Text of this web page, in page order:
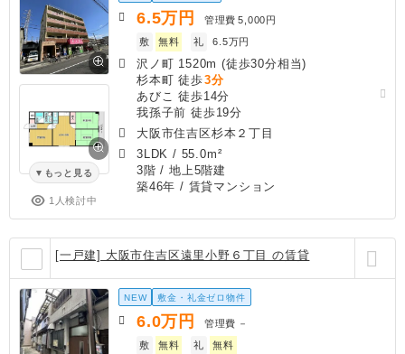
もっと見る
1人検討中
6.5万円 管理費 5,000円
敷
無料 礼 6.5万円
沢ノ町 1520m (徒歩30分相当)
杉本町 徒歩3分
あびこ 徒歩14分
我孫子前 徒歩19分
大阪市住吉区杉本２丁目
3LDK / 55.0m²
3階 / 地上5階建
築46年 / 賃貸マンション
[一戸建] 大阪市住吉区遠里小野６丁目 の賃貸
NEW 敷金・礼金ゼロ物件
6.0万円 管理費 －
敷
無料 礼 無料